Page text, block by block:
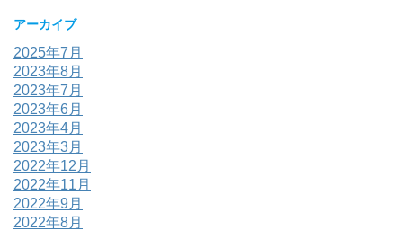
アーカイブ
2025年7月
2023年8月
2023年7月
2023年6月
2023年4月
2023年3月
2022年12月
2022年11月
2022年9月
2022年8月